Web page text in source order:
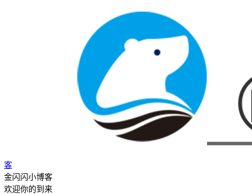
客
金闪闪小博客
欢迎你的到来